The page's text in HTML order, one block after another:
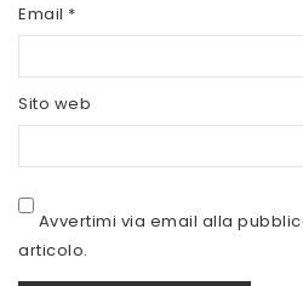
SEVEN NUTRITION
SIS
SYFORM
Email *
Sito web
Avvertimi via email alla
articolo.